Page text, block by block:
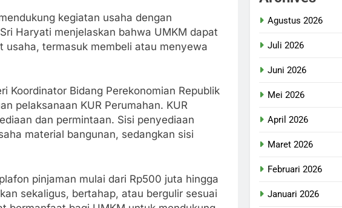
kegiatan usaha dengan
Haryati menjelaskan bahwa UMKM dapat
termasuk membeli atau menyewa
Koordinator Bidang Perekonomian Republik
pelaksanaan KUR Perumahan. KUR
dan permintaan. Sisi penyediaan
material bangunan, sedangkan sisi
pinjaman mulai dari Rp500 juta hingga
sekaligus, bertahap, atau bergulir sesuai
Agustus 2026
Juli 2026
Juni 2026
Mei 2026
April 2026
Maret 2026
Februari 2026
Januari 2026